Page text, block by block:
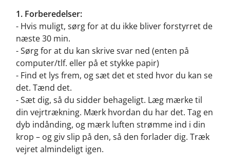
1. Forberedelser:
- Hvis muligt, sørg for at du ikke bliver forstyrret de
næste 30 min.
- Sørg for at du kan skrive svar ned (enten på
computer/tlf. eller på et stykke papir)
- Find et lys frem, og sæt det et sted hvor du kan se
det. Tænd det.
- Sæt dig, så du sidder behageligt. Læg mærke til
din vejrtrækning. Mærk hvordan du har det. Tag en
dyb indånding, og mærk luften strømme ind i din
krop – og giv slip på den, så den forlader dig. Træk
vejret almindeligt igen.